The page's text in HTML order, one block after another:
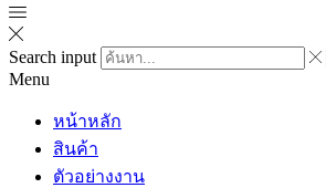
Search input
Menu
หน้าหลัก
สินค้า
ตัวอย่างงาน